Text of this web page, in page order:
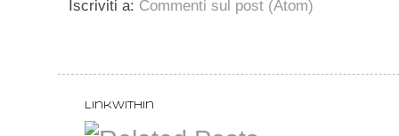
Iscriviti a: Commenti sul post (Atom)
LinkWithin